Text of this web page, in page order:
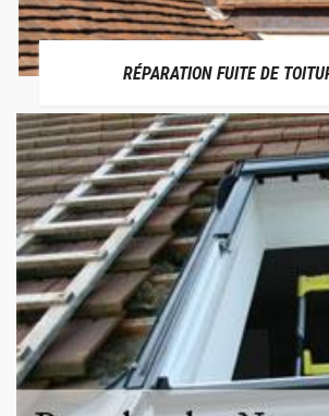
RÉPARATION FUITE DE